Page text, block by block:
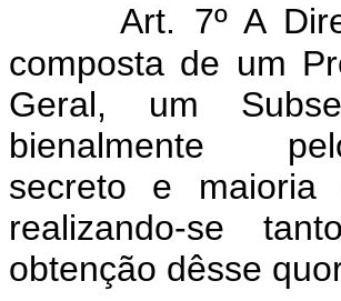
Art. 7º A
composta de um
Geral, um
bienalmente
secreto e
realizando-se
obtenção dêsse